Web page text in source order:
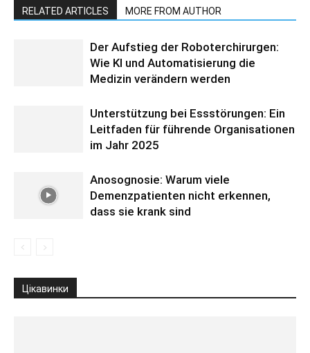
RELATED ARTICLES MORE FROM AUTHOR
Der Aufstieg der Roboterchirurgen:
Wie KI und Automatisierung die
Medizin verändern werden
Unterstützung bei Essstörungen: Ein
Leitfaden für führende Organisationen
im Jahr 2025
Anosognosie: Warum viele
Demenzpatienten nicht erkennen,
dass sie krank sind
Цікавинки